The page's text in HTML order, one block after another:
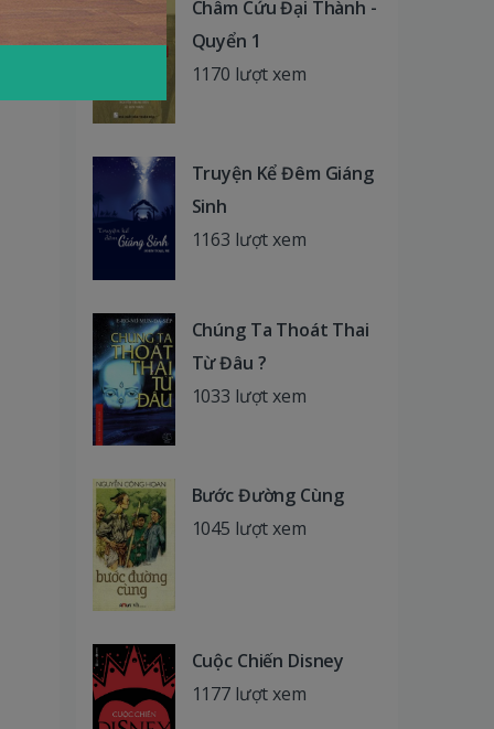
Châm Cứu Đại Thành -
Quyển 1
1170 lượt xem
Truyện Kể Đêm Giáng
Sinh
1163 lượt xem
Chúng Ta Thoát Thai
Từ Đâu ?
1033 lượt xem
Bước Đường Cùng
1045 lượt xem
Cuộc Chiến Disney
1177 lượt xem